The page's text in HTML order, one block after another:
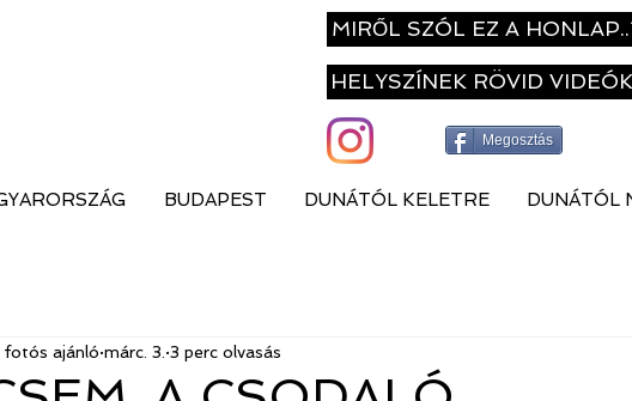
MIRŐL SZÓL EZ A
HELYSZÍNEK RÖVID
Megosztás
BUDAPEST DUNÁTÓL KELETRE DUNÁTÓL
fotós ajánló márc. 3. 3 perc olvasás